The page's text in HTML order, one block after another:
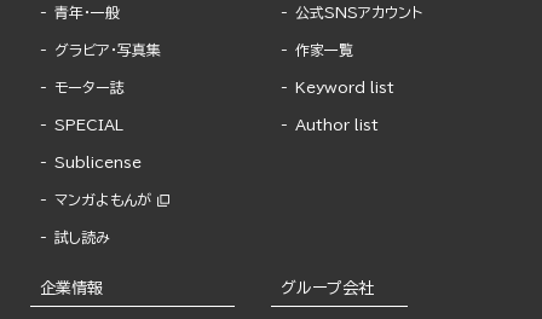
青年・一般
グラビア・写真集
モーター誌
SPECIAL
Sublicense
マンガよもんが
試し読み
公式SNSアカウント
作家一覧
Keyword list
Author list
企業情報 グループ会社